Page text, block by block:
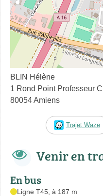
BLIN Hélène
1 Rond Point Professeur
80054 Amiens
Trajet Waze
Venir en
En bus
Ligne T45, à 187 m